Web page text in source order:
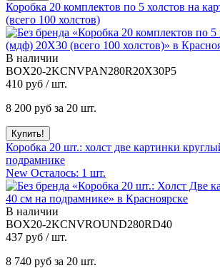
Коробка 20 комплектов по 5 холстов на
(всего 100 холстов)
В наличии
BOX20-2KCNVPAN280R20X30P5
410 руб / шт.
8 200 руб за 20 шт.
Коробка 20 шт.: холст две картинки
подрамнике
New Осталось: 1 шт.
В наличии
BOX20-2KCNVROUND280RD40
437 руб / шт.
8 740 руб за 20 шт.